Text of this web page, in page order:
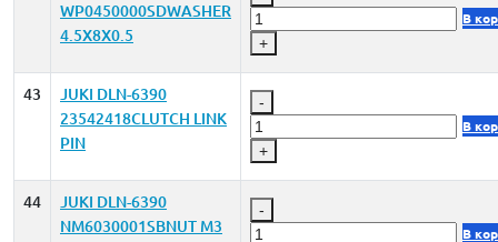
WP0450000SDWASHER
4.5X8X0.5
+
В
43
JUKI DLN-6390
23542418CLUTCH LINK
PIN
-
+
В
44
JUKI DLN-6390
NM6030001SBNUT M3
-
В